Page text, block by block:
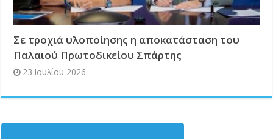
Σε τροχιά υλοποίησης η αποκατάσταση του
Παλαιού Πρωτοδικείου Σπάρτης
23 Ιουλίου 2026